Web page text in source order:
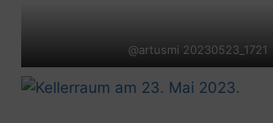
@artusmi 20230523_1721